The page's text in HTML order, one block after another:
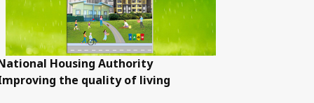
Housing Authority
the quality of living